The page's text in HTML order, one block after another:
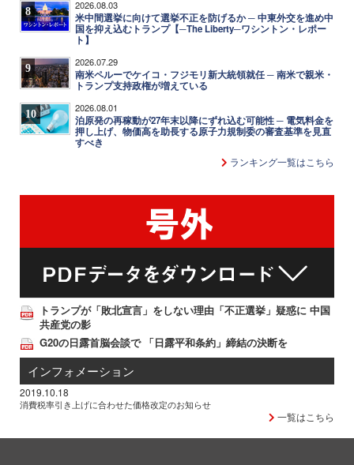
8 2026.08.03
米中間選挙に向けて選挙不正を防げるか ─ 中東外交を進め中
国を抑え込むトランプ【─The Liberty─ワシントン・レポー
ト】
9 2026.07.29
南米ペルーでケイコ・フジモリ新大統領就任 ─ 南米で親米・
トランプ支持政権が増えている
10 2026.08.01
泊原発の再稼動が27年末以降にずれ込む可能性 ─ 電気料金を
押し上げ、物価高を助長する原子力規制委の審査基準を見直
すべき
ランキング一覧はこちら
トランプが「敗北宣言」をしない理由「不正選挙」疑惑に 中国
共産党の影
G20の日露首脳会談で 「日露平和条約」締結の決断を
インフォメーション
2019.10.18
消費税率引き上げに合わせた価格改定のお知らせ
一覧はこちら